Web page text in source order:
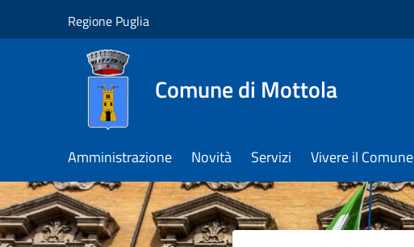
Regione Puglia
Comune di Mottola
Amministrazione Novità Servizi Vivere il Comune